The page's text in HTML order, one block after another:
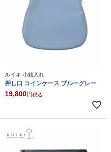
ルイキ 小銭入れ
押し口 コインケース ブルーグレー
19,800 税込